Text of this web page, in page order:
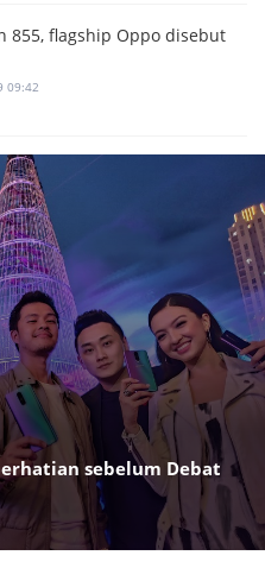
855, flagship Oppo disebut
09:42
sebelum Debat